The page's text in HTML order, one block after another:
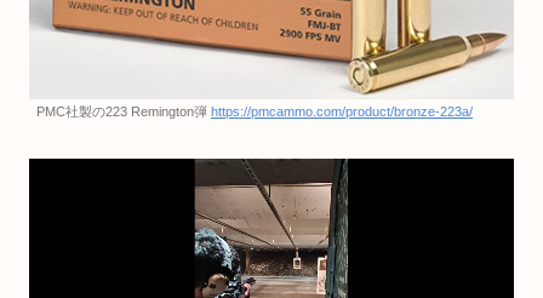
PMC社製の223 Remington弾 https://pmcammo.com/product/bronze-223a/